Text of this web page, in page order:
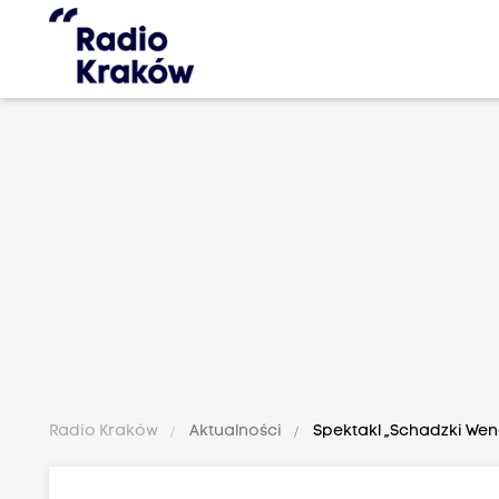
Radio Kraków Aktualności Spektakl „Schadzki